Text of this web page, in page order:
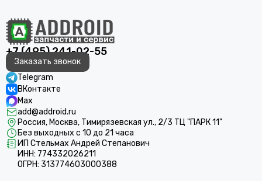
+7 (495) 241-02-55
Заказать звонок
Telegram
ВКонтакте
Max
add@addroid.ru
Россия, Москва, Тимирязевская ул., 2/3 ТЦ "ПАРК 11"
Без выходных с 10 до 21 часа
ИП Стельмах Андрей Степанович
ИНН: 774332026211
ОГРН: 313774603000388